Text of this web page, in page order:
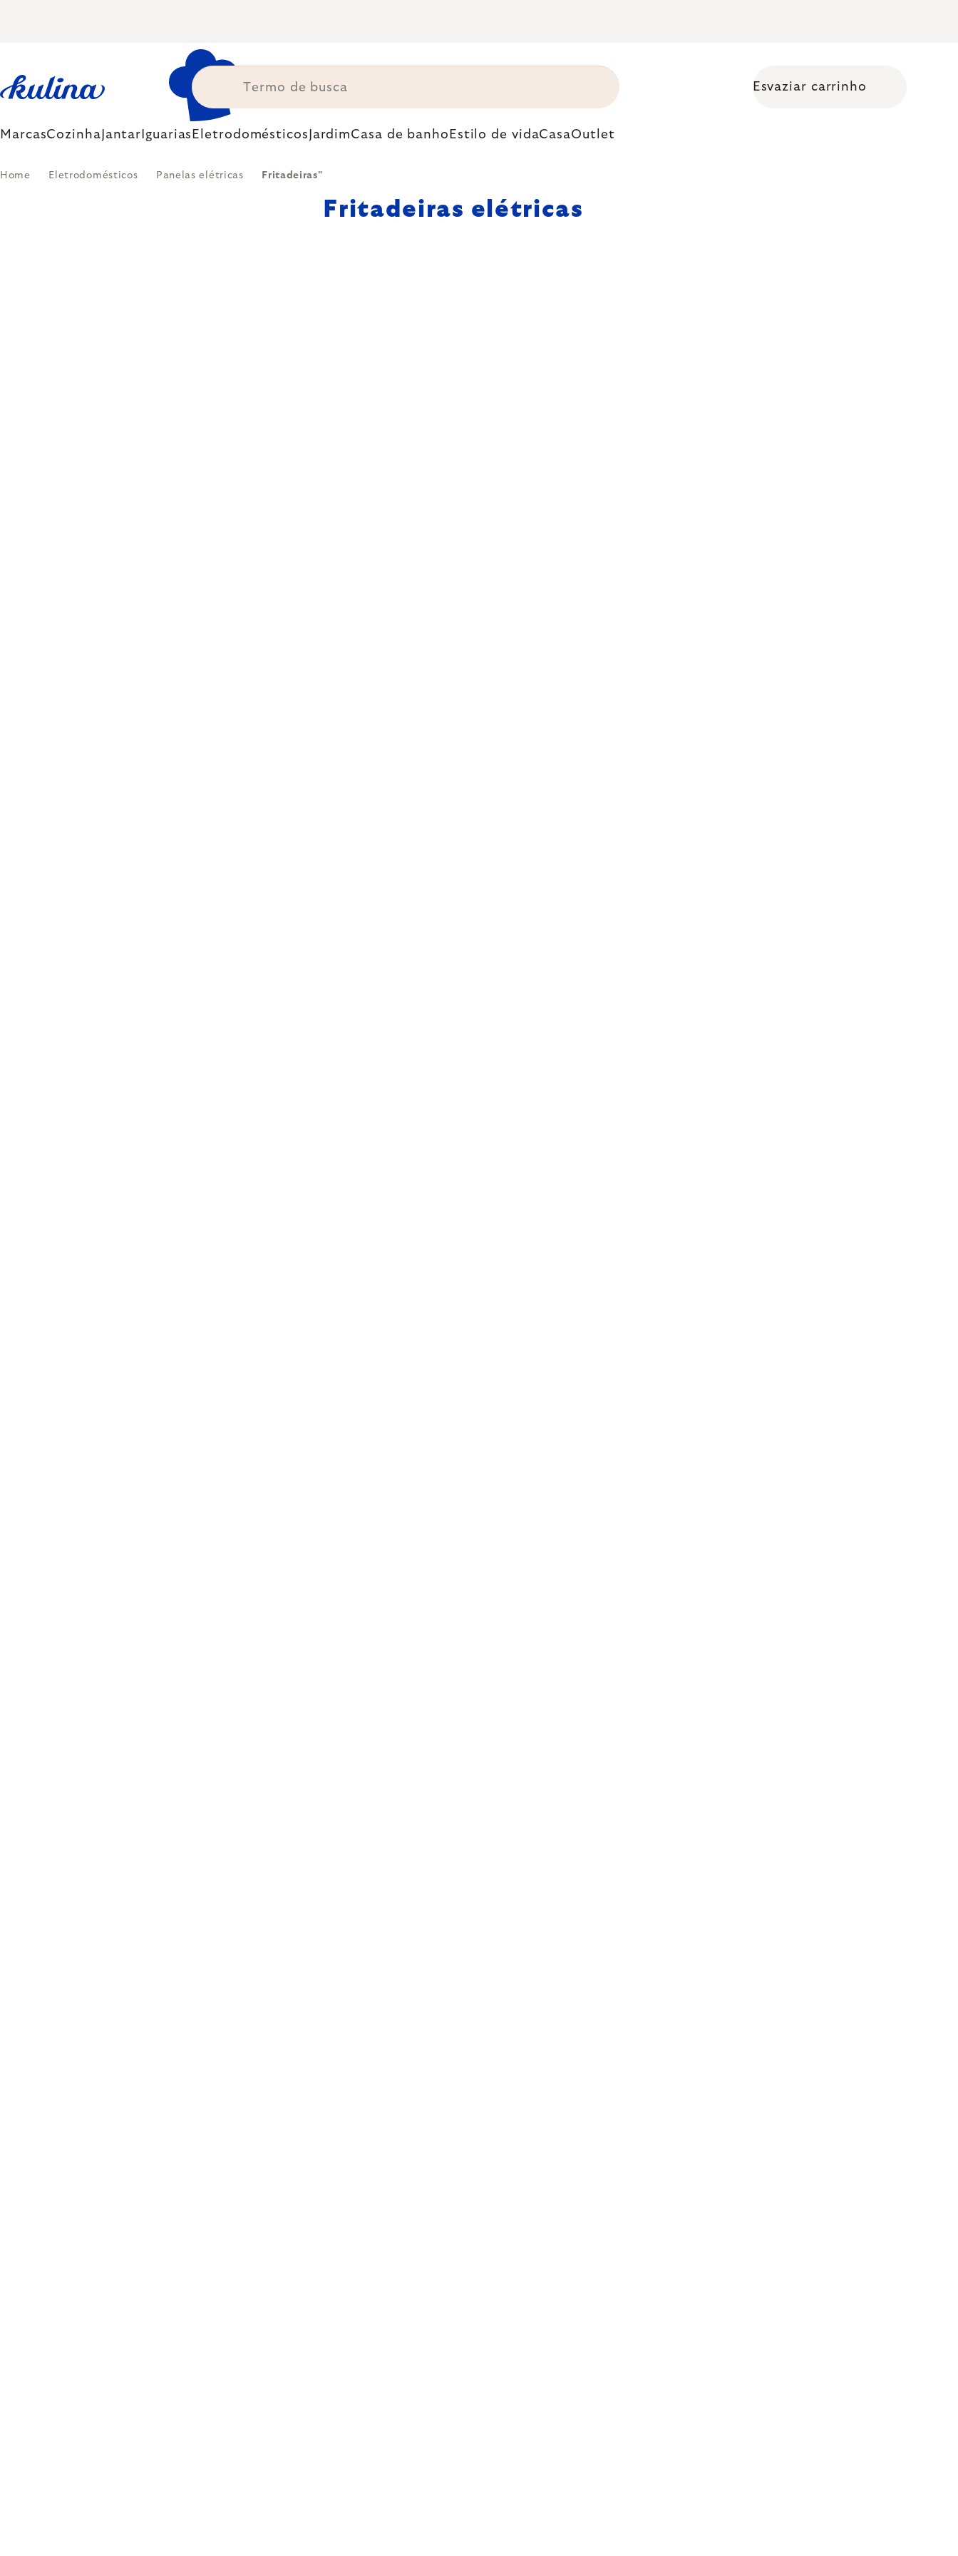
Esvaziar carrinho
MarcasCozinha Jantar Iguarias Eletrodomésticos JardimCasa de banho Estilo de vidaCasaOutlet
Home Eletrodomésticos Panelas elétricas Fritadeiras"
Fritadeiras elétricas